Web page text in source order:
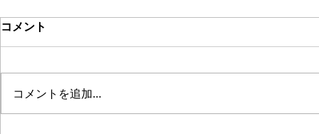
コメント
コメントを追加…